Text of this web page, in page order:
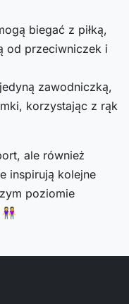
biegać z piłką,
od przeciwniczek i
zawodniczką,
korzystając z rąk
ale również
inspirują kolejne
poziomie